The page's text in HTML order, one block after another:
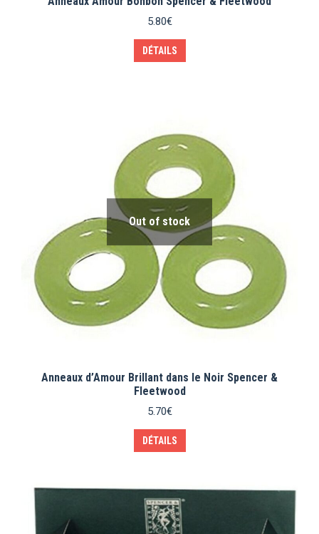
5.80€
DÉTAILS
Out of stock
Anneaux d’Amour Brillant dans le Noir Spencer &
Fleetwood
5.70€
DÉTAILS